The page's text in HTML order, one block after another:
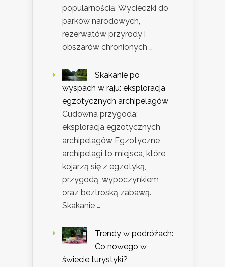
popularnością. Wycieczki do
parków narodowych,
rezerwatów przyrody i
obszarów chronionych …
Skakanie po
wyspach w raju: eksploracja
egzotycznych archipelagów
Cudowna przygoda:
eksploracja egzotycznych
archipelagów Egzotyczne
archipelagi to miejsca, które
kojarzą się z egzotyką,
przygodą, wypoczynkiem
oraz beztroską zabawą.
Skakanie …
Trendy w podróżach:
Co nowego w
świecie turystyki?